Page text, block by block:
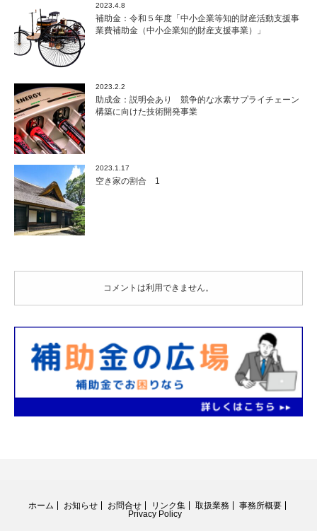
へ
は
2023.4.8
補助金：令和５年度「中小企業等知的財産活動支援事
業費補助金（中小企業知的財産支援事業）」
2023.2.2
助成金：説明会あり 競争的な水素サプライチェーン
構築に向けた技術開発事業
2023.1.17
空き家の割合 1
コメントは利用できません。
ホーム お知らせ お問合せ リンク集 取扱業務
事務所概要
Privacy Policy